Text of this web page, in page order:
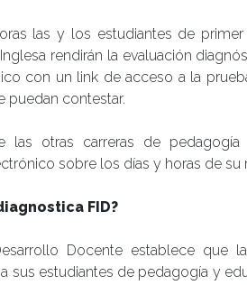
las y los estudiantes de
rendirán la evaluación
con un link de acceso a la
puedan contestar.
las otras carreras de
sobre los días y horas de su
FID?
Docente establece que
sus estudiantes de pedagogía y